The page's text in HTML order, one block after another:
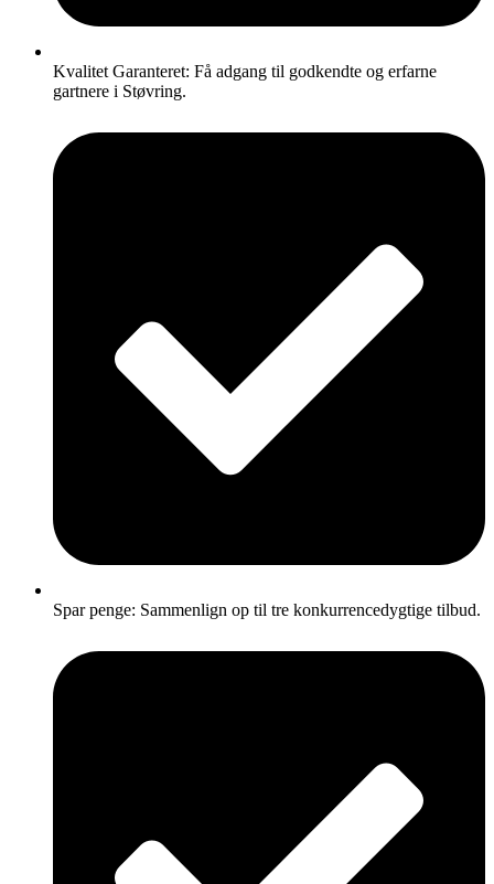
Kvalitet Garanteret: Få adgang til godkendte og erfarne
gartnere i Støvring.
Spar penge: Sammenlign op til tre konkurrencedygtige tilbud.